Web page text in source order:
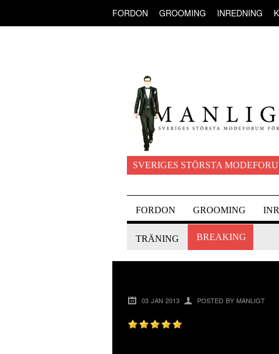
FORDON GROOMING INREDNING
SVERIGES STÖRSTA
FORDON GROOMING
TRÄNING BREAKING
03 JAN 2013 POSTED BY MANLIGT